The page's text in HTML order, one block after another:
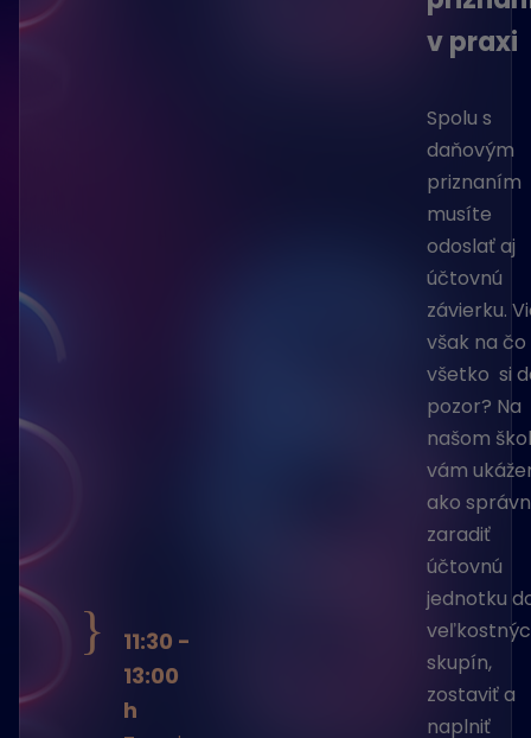
}
11:30 -
13:00
h
v praxi
Spolu s
daňovým
priznaním
musíte
odoslať aj
účtovnú
závierku.
však na čo
všetko si
pozor? Na
našom
vám
ako
zaradiť
účtovnú
jednotku
skupín,
zostaviť a
naplniť